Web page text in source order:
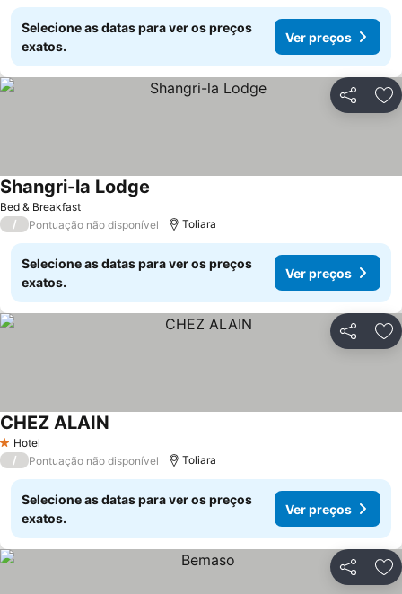
Selecione as datas para ver os preços
exatos.
Ver preços
Partilhar
Bed & Breakfast
Shangri-la Lodge
/ Pontuação não disponível Toliara
Selecione as datas para ver os preços
exatos.
Ver preços
Partilhar
1 Estrelas
Hotel
CHEZ ALAIN
/ Pontuação não disponível Toliara
Selecione as datas para ver os preços
exatos.
Ver preços
Partilhar